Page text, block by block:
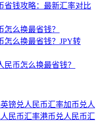
省钱攻略：最新汇率对比
怎么换最省钱？
怎么换最省钱？JPY转
民币怎么换最省钱？
英镑兑人民币汇率加币兑人
民币汇率港币兑人民币汇